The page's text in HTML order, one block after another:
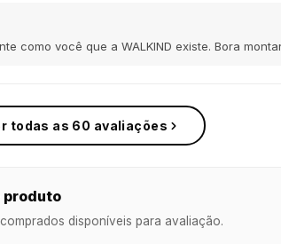
como você que a WALKIND existe. Bora
todas as 60 avaliações
produto
disponíveis para avaliação.